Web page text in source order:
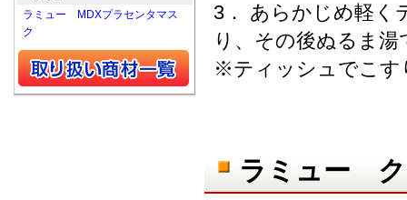
3． あらかじめ軽く
り、その後ぬるま
※ティッシュでこす
ラミュー
ラミュー MDXプラセンタマス
ク